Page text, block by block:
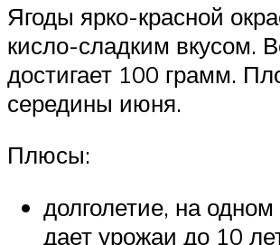
Ягоды ярко-красной
кисло-сладким вкусом.
достигает 100 грамм.
середины июня.
Плюсы:
долголетие, на
дает урожаи до 10